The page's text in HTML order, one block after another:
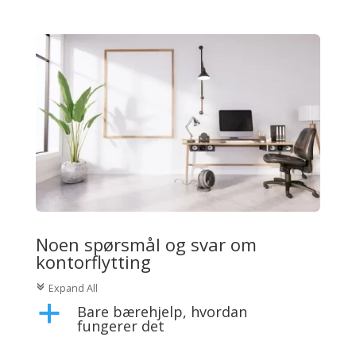
Noen spørsmål og svar om
kontorflytting
c Expand All
a Bare bærehjelp, hvordan
fungerer det